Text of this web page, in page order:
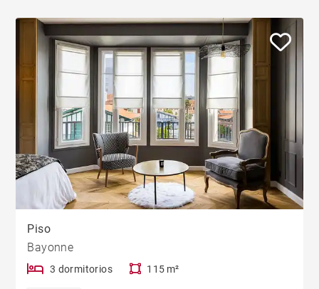
Piso
Bayonne
3 dormitorios 115 m²